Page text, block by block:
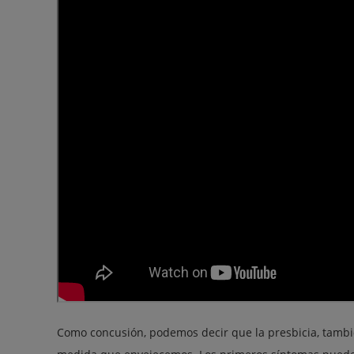
Como concusión, podemos decir que la presbicia,